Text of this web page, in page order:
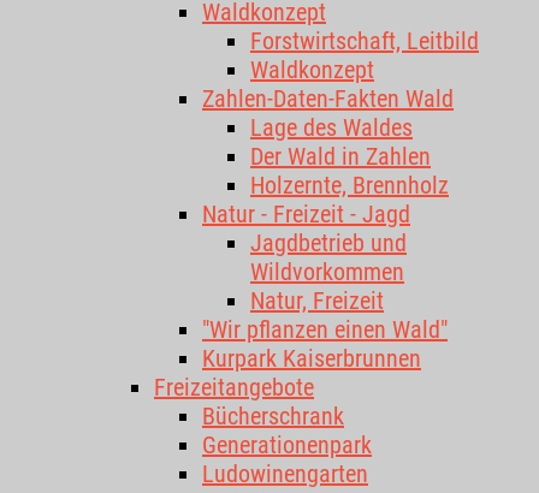
Waldkonzept
Forstwirtschaft, Leitbild
Waldkonzept
Zahlen-Daten-Fakten Wald
Lage des Waldes
Der Wald in Zahlen
Holzernte, Brennholz
Natur - Freizeit - Jagd
Jagdbetrieb und
Wildvorkommen
Natur, Freizeit
"Wir pflanzen einen Wald"
Kurpark Kaiserbrunnen
Freizeitangebote
Bücherschrank
Generationenpark
Ludowinengarten